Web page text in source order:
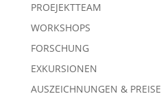
PROEJEKTTEAM
WORKSHOPS
FORSCHUNG
EXKURSIONEN
AUSZEICHNUNGEN & PREISE